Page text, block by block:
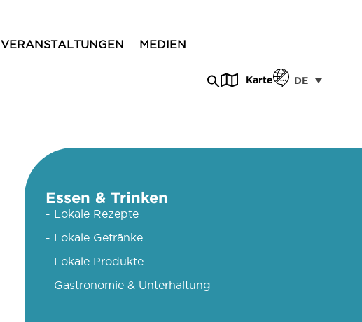
VERANSTALTUNGEN MEDIEN
Karte DE
Essen & Trinken
- Lokale Rezepte
- Lokale Getränke
- Lokale Produkte
- Gastronomie & Unterhaltung